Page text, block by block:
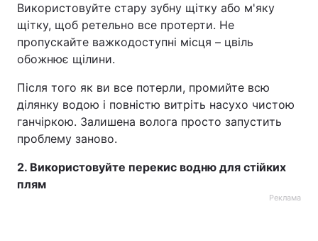
Використовуйте стару зубну щітку або м'яку
щітку, щоб ретельно все протерти. Не
пропускайте важкодоступні місця – цвіль
обожнює щілини.
Після того як ви все потерли, промийте всю
ділянку водою і повністю витріть насухо чистою
ганчіркою. Залишена волога просто запустить
проблему заново.
2. Використовуйте перекис водню для стійких
плям
Реклама